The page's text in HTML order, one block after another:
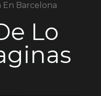
En Barcelona
Lo